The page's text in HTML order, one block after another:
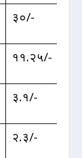
३०/-
११.२५/-
३.१/-
२.३/-